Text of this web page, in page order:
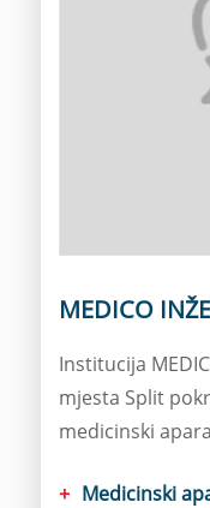
MEDICO
Institucija
mjesta Split
medicinski
Medicinski